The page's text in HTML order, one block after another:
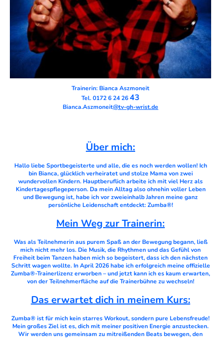
Trainerin: Bianca Aszmoneit
Tel.0172 6 24 2643
Bianca.Aszmoneit@tv-gh-wrist.de
Über mich:
Hallo liebe Sportbegeisterte und alle, die es noch werden wollen! Ich
bin Bianca, glücklich verheiratet und stolze Mama von zwei
wundervollen Kindern. Hauptberuflich arbeite ich mit viel Herz als
Kindertagespflegeperson. Da mein Alltag also ohnehin voller Leben
und Bewegung ist, habe ich vor zweieinhalb Jahren meine ganz
persönliche Leidenschaft entdeckt: Zumba®!
Mein Weg zur Trainerin:
Was als Teilnehmerin aus purem Spaß an der Bewegung begann, ließ
mich nicht mehr los. Die Musik, die Rhythmen und das Gefühl von
Freiheit beim Tanzen haben mich so begeistert, dass ich den nächsten
Schritt wagen wollte. In April 2026 habe ich erfolgreich meine offizielle
Zumba®-Trainerlizenz erworben – und jetzt kann ich es kaum erwarten,
von der Teilnehmerfläche auf die Trainerbühne zu wechseln!
Das erwartet dich in meinem Kurs:
Zumba® ist für mich kein starres Workout, sondern pure Lebensfreude!
Mein großes Ziel ist es, dich mit meiner positiven Energie anzustecken.
Wir werden uns gemeinsam zu mitreißenden Beats bewegen, den